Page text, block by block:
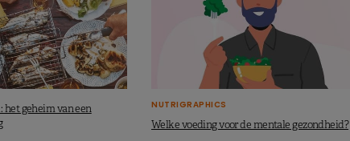
het geheim van een
NUTRIGRAPHICS
Welke voeding voor de mentale gezondheid?